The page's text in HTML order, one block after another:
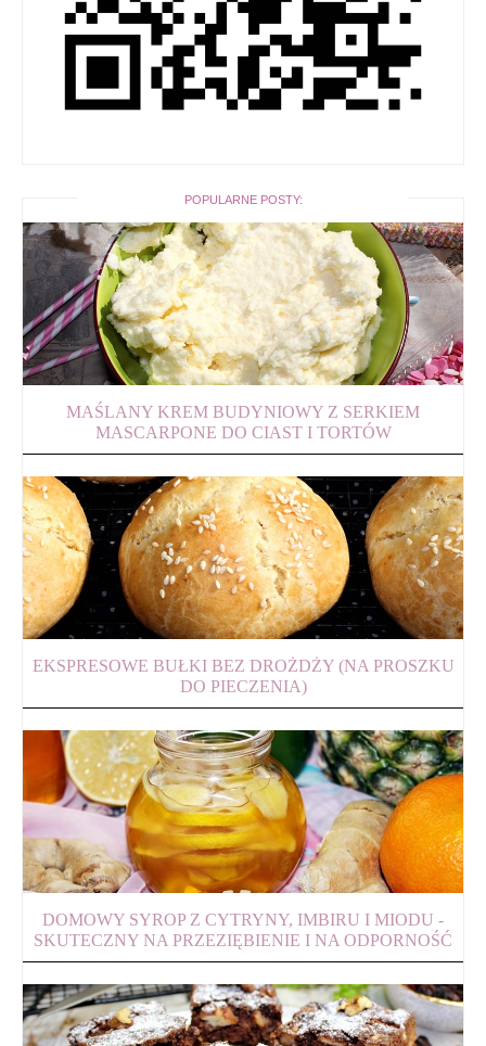
POPULARNE POSTY:
MAŚLANY KREM BUDYNIOWY Z SERKIEM
MASCARPONE DO CIAST I TORTÓW
EKSPRESOWE BUŁKI BEZ DROŻDŻY (NA PROSZKU
DO PIECZENIA)
DOMOWY SYROP Z CYTRYNY, IMBIRU I MIODU -
SKUTECZNY NA PRZEZIĘBIENIE I NA ODPORNOŚĆ